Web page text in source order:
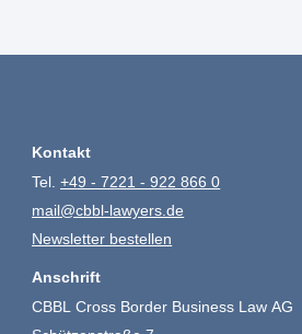
Kontakt
Tel.+49 - 7221 - 922 866 0
mail@cbbl-lawyers.de
Newsletter bestellen
Anschrift
CBBL Cross Border Business Law AG